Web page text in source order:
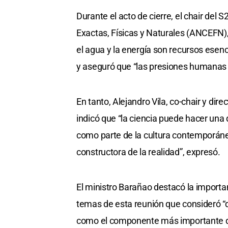
Durante el acto de cierre, el chair del
Exactas, Físicas y Naturales
el agua y la energía son recursos
y aseguró que “las presiones
En tanto, Alejandro Vila, co-chair y
indicó que “la ciencia puede hacer
como parte de la cultura
constructora de la realidad”, expresó.
El ministro Barañao destacó la
temas de esta reunión que consideró
como el componente más importante